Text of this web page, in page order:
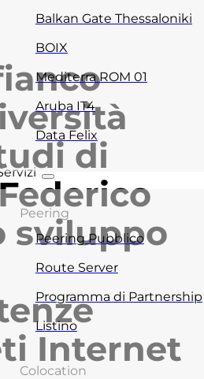
Balkan Gate Thessaloniki
BOIX
Mediterra ROM 01
Aruba IT4
Data Felix
Peering
Peering Pubblico
Route Server
Programma di Partnership
Listino
Colocation
di
sviluppo
Internet